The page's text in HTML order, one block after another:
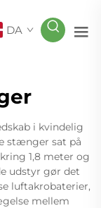
DA
i kvindelig
stænger sat på
1,8 meter og
udstyr gør det
luftakrobaterier,
mellem